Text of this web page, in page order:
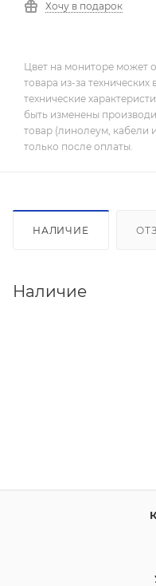
Хочу в подарок
Цвет на мониторе может
товара из-за
технические
быть изменены
товар (линолеум, кабели
только после оплаты.
НАЛИЧИЕ
Наличие